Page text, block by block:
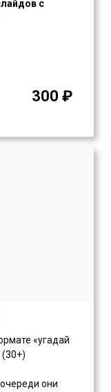
с
300 ₽
«угадай
они